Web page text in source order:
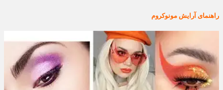
راهنمای آرایش مونوکروم